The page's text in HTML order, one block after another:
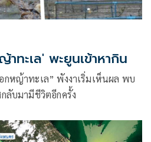
ะเล' พะยูนเข้าหากิน
หญ้าทะเล” พังงาเริ่มเห็นผล พบ
ลับมามีชีวิตอีกครั้ง